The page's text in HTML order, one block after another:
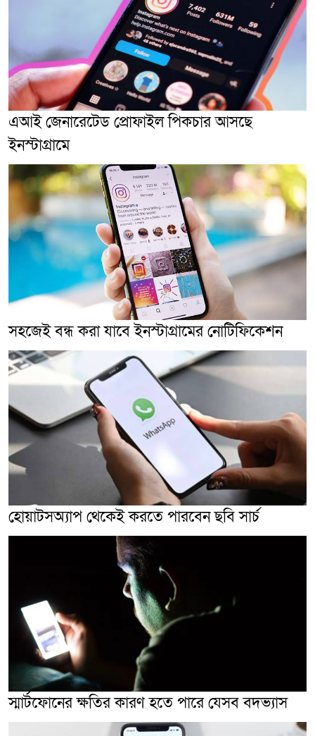
এআই জেনারেটেড প্রোফাইল পিকচার আসছে
ইনস্টাগ্রামে
সহজেই বন্ধ করা যাবে ইনস্টাগ্রামের নোটিফিকেশন
হোয়াটসঅ্যাপ থেকেই করতে পারবেন ছবি সার্চ
স্মার্টফোনের ক্ষতির কারণ হতে পারে যেসব বদভ্যাস